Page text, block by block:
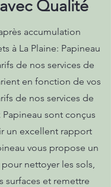
Qualité
accumulation
à La Plaine: Papineau
de nos services de
en fonction de vos
de nos services de
sont conçus
un excellent rapport
vous propose un
nettoyer les sols,
surfaces et remettre